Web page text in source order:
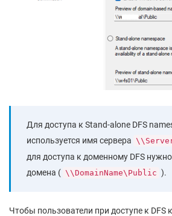
Для доступа к Stand-alone DFS
используется имя сервера
для доступа к доменному DFS
домена ( \\DomainName\Public ).
Чтобы пользователи при доступе к DFS